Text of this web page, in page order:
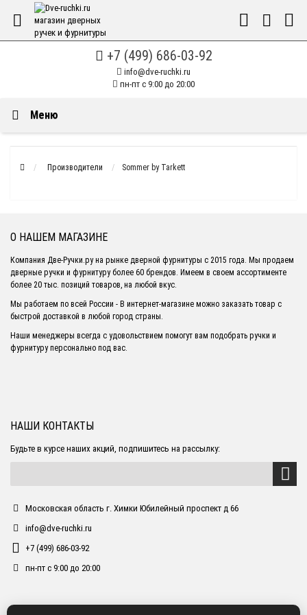
+7 (499) 686-03-92
info@dve-ruchki.ru
пн-пт с 9:00 до 20:00
Меню
Производители Sommer by Tarkett
О НАШЕМ МАГАЗИНЕ
Компания Две-Ручки.ру на рынке дверной фурнитуры с 2015 года. Мы продаем
дверные ручки и фурнитуру более 60 брендов. Имеем в своем ассортименте
более 20 тыс. позиций товаров, на любой вкус.
Мы работаем по всей России - В интернет-магазине можно заказать товар с
быстрой доставкой в любой город страны.
Наши менеджеры всегда с удовольствием помогут вам подобрать ручки и
фурнитуру персонально под вас.
НАШИ КОНТАКТЫ
Будьте в курсе наших акций, подпишитесь на рассылку:
Московская область г. Химки Юбилейный проспект д 66
info@dve-ruchki.ru
+7 (499) 686-03-92
пн-пт с 9:00 до 20:00